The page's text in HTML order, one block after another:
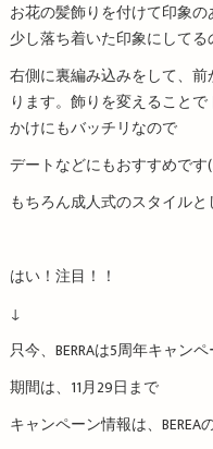
お花の髪飾りを付けて印象
少し落ち着いた印象にしてる
右側に裏編み込みをして、
ります。飾りを変えること
かけにもバッチリなので
デートなどにもおすすめです
もちろん成人式のスタイルと
はい！注目！！
↓
只今、BERRAは5周年キャン
期間は、11月29日まで
キャンペーン情報は、